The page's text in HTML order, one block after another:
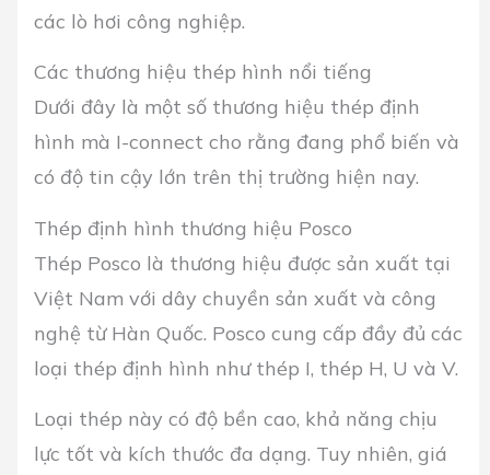
các lò hơi công nghiệp.
Các thương hiệu thép hình nổi tiếng
Dưới đây là một số thương hiệu thép định
hình mà I-connect cho rằng đang phổ biến và
có độ tin cậy lớn trên thị trường hiện nay.
Thép định hình thương hiệu Posco
Thép Posco là thương hiệu được sản xuất tại
Việt Nam với dây chuyền sản xuất và công
nghệ từ Hàn Quốc. Posco cung cấp đầy đủ các
loại thép định hình như thép I, thép H, U và V.
Loại thép này có độ bền cao, khả năng chịu
lực tốt và kích thước đa dạng. Tuy nhiên, giá